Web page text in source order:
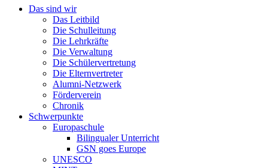
Das sind wir
Das Leitbild
Die Schulleitung
Die Lehrkräfte
Die Verwaltung
Die Schülervertretung
Die Elternvertreter
Alumni-Netzwerk
Förderverein
Chronik
Schwerpunkte
Europaschule
Bilingualer Unterricht
GSN goes Europe
UNESCO